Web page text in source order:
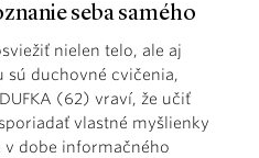
seba samého
nielen telo, ale aj
duchovné cvičenia,
(62) vraví, že učiť
vlastné myšlienky
v dobe informačného